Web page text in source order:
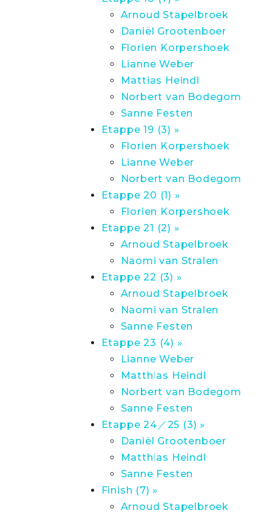
Arnoud Stapelbroek
Daniël Grootenboer
Florien Korpershoek
Lianne Weber
Mattias Heindl
Norbert van Bodegom
Sanne Festen
Etappe 19 (3) »
Florien Korpershoek
Lianne Weber
Norbert van Bodegom
Etappe 20 (1) »
Florien Korpershoek
Etappe 21 (2) »
Arnoud Stapelbroek
Naomi van Stralen
Etappe 22 (3) »
Arnoud Stapelbroek
Naomi van Stralen
Sanne Festen
Etappe 23 (4) »
Lianne Weber
Matthias Heindl
Norbert van Bodegom
Sanne Festen
Etappe 24／25 (3) »
Daniël Grootenboer
Matthias Heindl
Sanne Festen
Finish (7) »
Arnoud Stapelbroek